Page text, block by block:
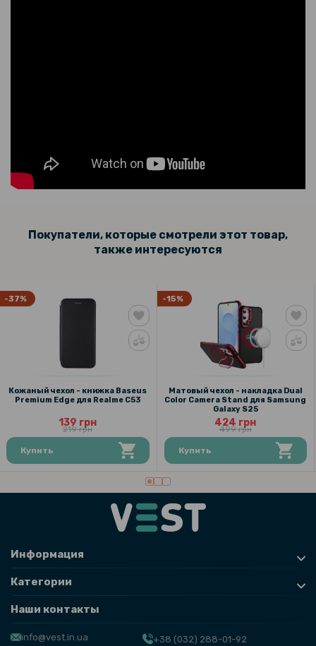
Покупатели, которые смотрели этот товар,
также интересуются
-37%
Кожаный чехол - книжка Baseus
Premium Edge для Realme C53
139 грн
219 грн
Купить
-15%
Матовый чехол - накладка Dual
Color Camera Stand для Samsung
Galaxy S25
424 грн
499 грн
Купить
Информация
Категории
Наши контакты
info@vest.in.ua +38 (032) 288-01-92